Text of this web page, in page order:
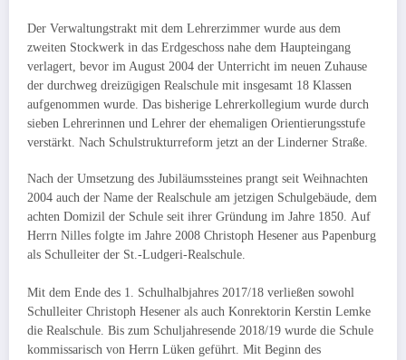
Der Verwaltungstrakt mit dem Lehrerzimmer wurde aus dem
zweiten Stockwerk in das Erdgeschoss nahe dem Haupteingang
verlagert, bevor im August 2004 der Unterricht im neuen Zuhause
der durchweg dreizügigen Realschule mit insgesamt 18 Klassen
aufgenommen wurde. Das bisherige Lehrerkollegium wurde durch
sieben Lehrerinnen und Lehrer der ehemaligen Orientierungsstufe
verstärkt. Nach Schulstrukturreform jetzt an der Linderner Straße.
Nach der Umsetzung des Jubiläums­steines prangt seit Weihnachten
2004 auch der Name der Realschule am jetzi­gen Schulgebäude, dem
achten Domizil der Schule seit ihrer Gründung im Jahre 1850. Auf
Herrn Nilles folgte im Jahre 2008 Christoph Hesener aus Papenburg
als Schulleiter der St.-Ludgeri-Realschule.
Mit dem Ende des 1. Schulhalbjahres 2017/18 verließen sowohl
Schulleiter Christoph Hesener als auch Konrektorin Kerstin Lemke
die Realschule. Bis zum Schuljahresende 2018/19 wurde die Schule
kommissarisch von Herrn Lüken geführt. Mit Beginn des